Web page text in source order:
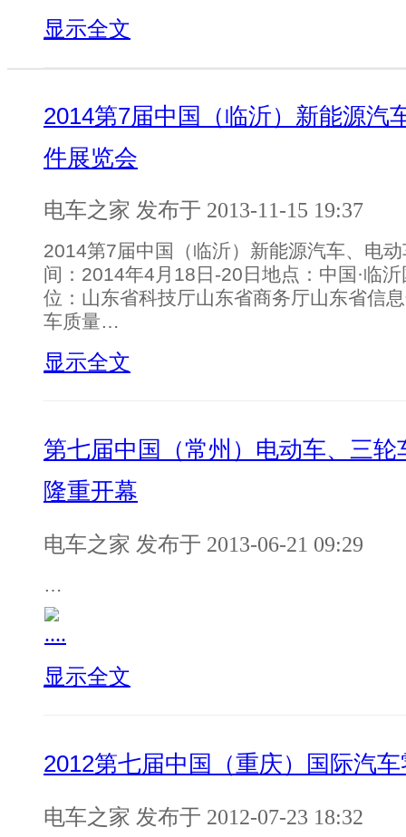
显示全文
2014第7届中国（临沂）新能源汽
件展览会
电车之家 发布于 2013-11-15 19:37
2014第7届中国（临沂）新能源汽车、电
间：2014年4月18日-20日地点：中国·临
位：山东省科技厅山东省商务厅山东省信
车质量…
显示全文
第七届中国（常州）电动车、三
隆重开幕
电车之家 发布于 2013-06-21 09:29
…
显示全文
2012第七届中国（重庆）国际汽
电车之家 发布于 2012-07-23 18:32